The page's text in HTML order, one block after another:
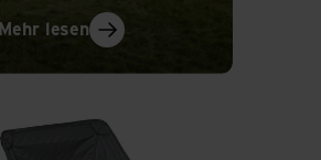
Mehr lesen: Wildzelten in den Bergen